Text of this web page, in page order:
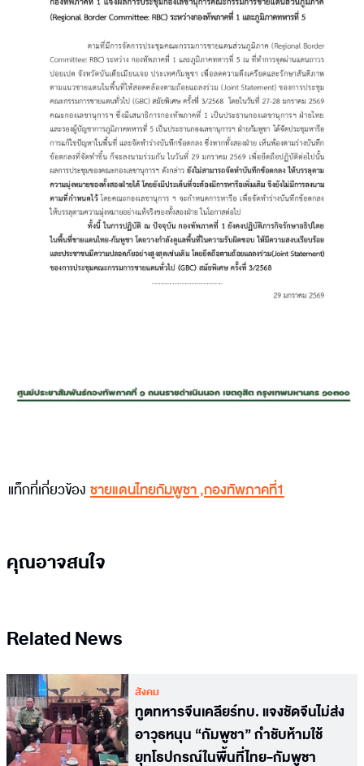
แท็กที่เกี่ยวข้อง ชายแดนไทยกัมพูชา,กองทัพภาคที่1
คุณอาจสนใจ
Related News
สังคม
ทูตทหารจีนเคลียร์ทบ. แจงชัดจีนไม่ส่ง
อาวุธหนุน “กัมพูชา” กำชับห้ามใช้
ยุทโธปกรณ์ในพื้นที่ไทย-กัมพูชา